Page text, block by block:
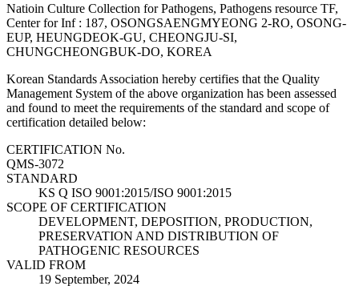
Natioin Culture Collection for Pathogens, Pathogens resource TF,
Center for Inf : 187, OSONGSAENGMYEONG 2-RO, OSONG-
EUP, HEUNGDEOK-GU, CHEONGJU-SI,
CHUNGCHEONGBUK-DO, KOREA
Korean Standards Association hereby certifies that the Quality
Management System of the above organization has been assessed
and found to meet the requirements of the standard and scope of
certification detailed below:
CERTIFICATION No.
QMS-3072
STANDARD
KS Q ISO 9001:2015/ISO 9001:2015
SCOPE OF CERTIFICATION
DEVELOPMENT, DEPOSITION, PRODUCTION,
PRESERVATION AND DISTRIBUTION OF
PATHOGENIC RESOURCES
VALID FROM
19 September, 2024